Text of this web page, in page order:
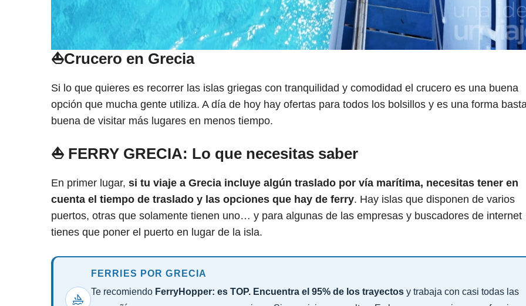
⛵Crucero en Grecia
Si lo que quieres es recorrer las islas griegas con tranquilidad y comodidad el crucero es una buena
opción que mucha gente utiliza. A día de hoy hay ofertas para todos los bolsillos y es una forma
buena de visitar más lugares en menos tiempo.
⛵ FERRY GRECIA: Lo que necesitas saber
En primer lugar, si tu viaje a Grecia incluye algún traslado por vía marítima, necesitas tener en
cuenta el tiempo de traslado y las opciones que hay de ferry. Hay islas que disponen de varios
puertos, otras que solamente tienen uno… y para algunas de las empresas y buscadores de internet
tienes que poner el puerto en lugar de la isla.
FERRIES POR GRECIA
Te recomiendo FerryHopper: es TOP. Encuentra el 95% de los trayectos y trabaja con casi todas las